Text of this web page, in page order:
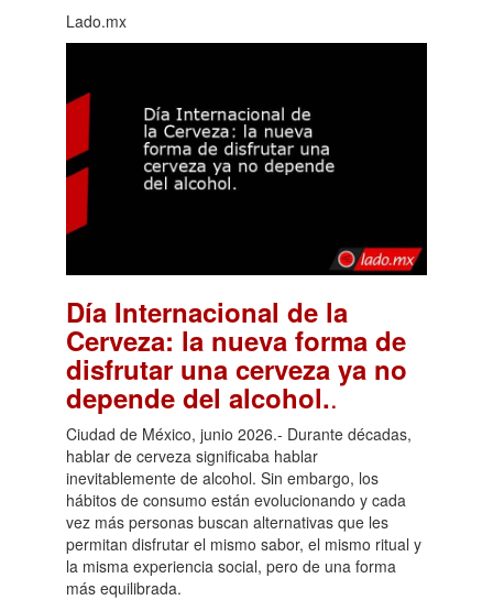
Lado.mx
Día Internacional de la
Cerveza: la nueva forma de
disfrutar una cerveza ya no
depende del alcohol..
Ciudad de México, junio 2026.- Durante décadas,
hablar de cerveza significaba hablar
inevitablemente de alcohol. Sin embargo, los
hábitos de consumo están evolucionando y cada
vez más personas buscan alternativas que les
permitan disfrutar el mismo sabor, el mismo ritual y
la misma experiencia social, pero de una forma
más equilibrada.